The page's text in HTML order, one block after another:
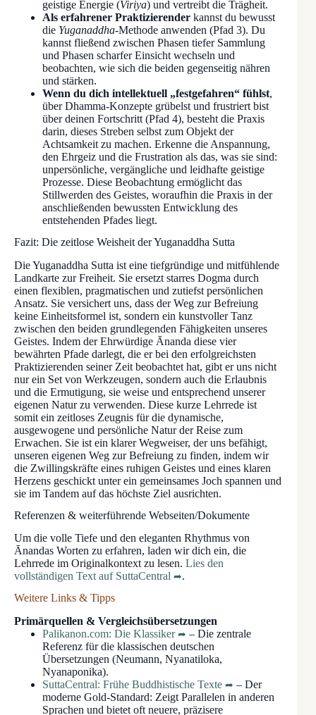
geistige Energie (Viriya) und vertreibt die Trägheit.
Als erfahrener Praktizierender kannst du bewusst
die Yuganaddha-Methode anwenden (Pfad 3). Du
kannst fließend zwischen Phasen tiefer Sammlung
und Phasen scharfer Einsicht wechseln und
beobachten, wie sich die beiden gegenseitig nähren
und stärken.
Wenn du dich intellektuell „festgefahren“ fühlst,
über Dhamma-Konzepte grübelst und frustriert bist
über deinen Fortschritt (Pfad 4), besteht die Praxis
darin, dieses Streben selbst zum Objekt der
Achtsamkeit zu machen. Erkenne die Anspannung,
den Ehrgeiz und die Frustration als das, was sie sind:
unpersönliche, vergängliche und leidhafte geistige
Prozesse. Diese Beobachtung ermöglicht das
Stillwerden des Geistes, woraufhin die Praxis in der
anschließenden bewussten Entwicklung des
entstehenden Pfades liegt.
Fazit: Die zeitlose Weisheit der Yuganaddha Sutta
Die Yuganaddha Sutta ist eine tiefgründige und mitfühlende
Landkarte zur Freiheit. Sie ersetzt starres Dogma durch
einen flexiblen, pragmatischen und zutiefst persönlichen
Ansatz. Sie versichert uns, dass der Weg zur Befreiung
keine Einheitsformel ist, sondern ein kunstvoller Tanz
zwischen den beiden grundlegenden Fähigkeiten unseres
Geistes. Indem der Ehrwürdige Ānanda diese vier
bewährten Pfade darlegt, die er bei den erfolgreichsten
Praktizierenden seiner Zeit beobachtet hat, gibt er uns nicht
nur ein Set von Werkzeugen, sondern auch die Erlaubnis
und die Ermutigung, sie weise und entsprechend unserer
eigenen Natur zu verwenden. Diese kurze Lehrrede ist
somit ein zeitloses Zeugnis für die dynamische,
ausgewogene und persönliche Natur der Reise zum
Erwachen. Sie ist ein klarer Wegweiser, der uns befähigt,
unseren eigenen Weg zur Befreiung zu finden, indem wir
die Zwillingskräfte eines ruhigen Geistes und eines klaren
Herzens geschickt unter ein gemeinsames Joch spannen und
sie im Tandem auf das höchste Ziel ausrichten.
Referenzen & weiterführende Webseiten/Dokumente
Um die volle Tiefe und den eleganten Rhythmus von
Ānandas Worten zu erfahren, laden wir dich ein, die
Lehrrede im Originalkontext zu lesen. Lies den
vollständigen Text auf SuttaCentral
.
Weitere Links & Tipps
Primärquellen & Vergleichsübersetzungen
Palikanon.com: Die Klassiker
– Die zentrale
Referenz für die klassischen deutschen
Übersetzungen (Neumann, Nyanatiloka,
Nyanaponika).
SuttaCentral: Frühe Buddhistische Texte
– Der
moderne Gold-Standard: Zeigt Parallelen in anderen
Sprachen und bietet oft neuere, präzisere